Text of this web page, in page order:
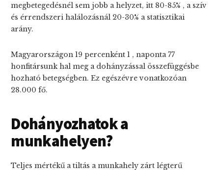
megbetegedésnél sem jobb a helyzet, itt 80-85% , a szív
és érrendszeri halálozásnál 20-30% a statisztikai
arány.
Magyarországon 19 percenként 1 , naponta 77
honfitársunk hal meg a dohányzással összefüggésbe
hozható betegségben. Ez egészévre vonatkozóan
28.000 fő.
Dohányozhatok a
munkahelyen?
Teljes mértékű a tiltás a munkahely zárt légterű